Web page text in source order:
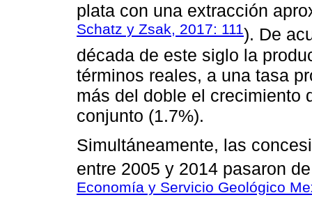
plata con una extracción
Schatz y Zsak, 2017: 111). De
década de este siglo la
términos reales, a una tasa
más del doble el crecimiento
conjunto (1.7%).
Simultáneamente, las
entre 2005 y 2014 pasaron
Economía y Servicio Geológico